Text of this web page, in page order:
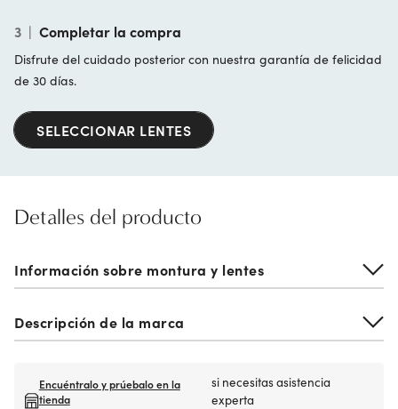
3 | Completar la compra
Disfrute del cuidado posterior con nuestra garantía de felicidad
de 30 días.
SELECCIONAR LENTES
Detalles del producto
Información sobre montura y lentes
Descripción de la marca
Encuéntralo y prúebalo en la
tienda
si necesitas asistencia
experta